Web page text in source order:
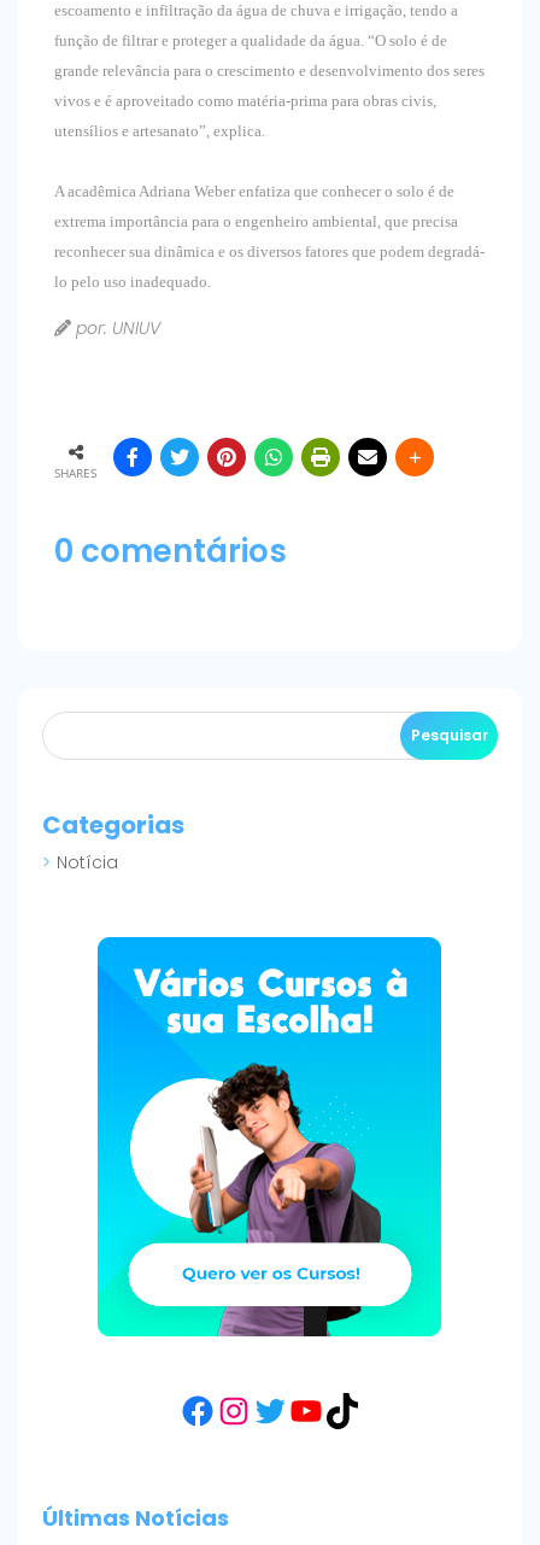
escoamento e infiltração da água de chuva e irrigação, tendo a
função de filtrar e proteger a qualidade da água. “O solo é de
grande relevância para o crescimento e desenvolvimento dos seres
vivos e é aproveitado como matéria-prima para obras civis,
utensílios e artesanato”, explica.
A acadêmica Adriana Weber enfatiza que conhecer o solo é de
extrema importância para o engenheiro ambiental, que precisa
reconhecer sua dinâmica e os diversos fatores que podem degradá-
lo pelo uso inadequado.
por: UNIUV
SHARES
0 comentários
Categorias
Notícia
Facebook
Instagram
Twitter
YouTube
TikTok
Últimas Notícias